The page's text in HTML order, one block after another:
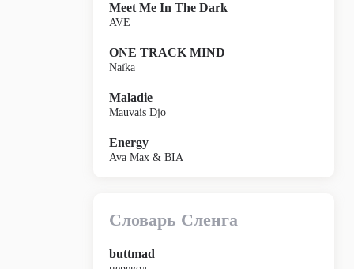
Meet Me In The Dark
AVE
ONE TRACK MIND
Naïka
Maladie
Mauvais Djo
Energy
Ava Max & BIA
Словарь Сленга
buttmad